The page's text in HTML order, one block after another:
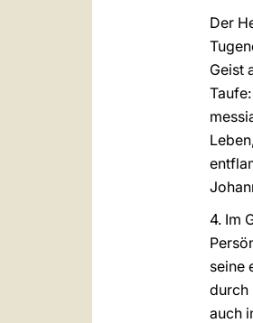
Der
Geist
4. Im
seine
durch
auch